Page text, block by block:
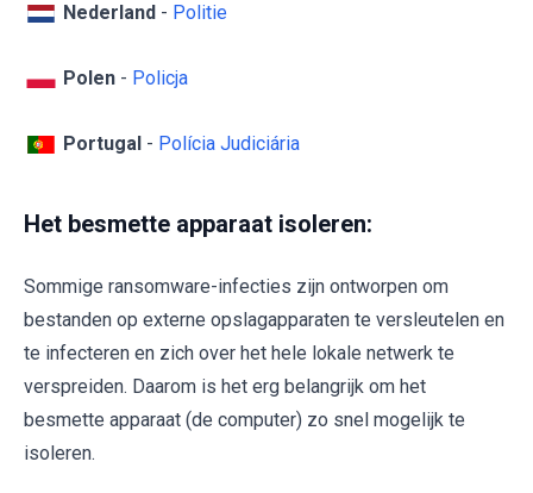
Nederland - Politie
Polen - Policja
Portugal - Polícia Judiciária
Het besmette apparaat isoleren:
Sommige ransomware-infecties zijn ontworpen om
bestanden op externe opslagapparaten te versleutelen en
te infecteren en zich over het hele lokale netwerk te
verspreiden. Daarom is het erg belangrijk om het
besmette apparaat (de computer) zo snel mogelijk te
isoleren.